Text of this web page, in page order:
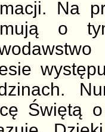
Na
o
Świętą